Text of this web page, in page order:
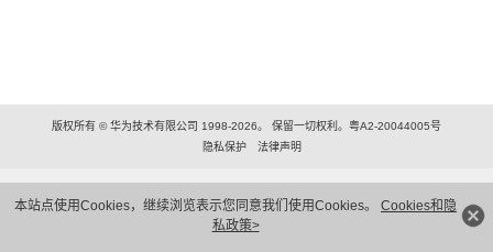
本站点使用Cookies，继续浏览表示您同意我们使用Cookies。 Cookies和隐
私政策>
版权所有 © 华为技术有限公司 1998-2026。 保留一切权利。粤A2-20044005号
隐私保护
法律声明